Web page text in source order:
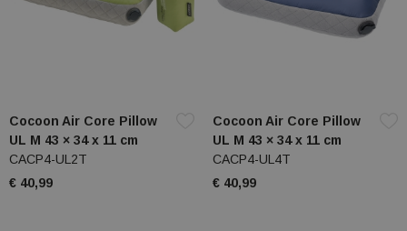
Cocoon Air Core Pillow
UL M 43 × 34 x 11 cm
CACP4-UL2T
€ 40,99
Cocoon Air Core Pillow
UL M 43 × 34 x 11 cm
CACP4-UL4T
€ 40,99